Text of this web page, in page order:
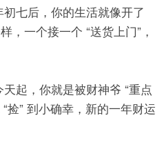
七后，你的生活就像开了
，一个接一个 “送货上门”，
起，你就是被财神爷 “重点
捡” 到小确幸，新的一年财运